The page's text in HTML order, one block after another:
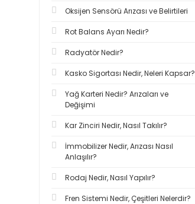
Oksijen Sensörü Arızası ve Belirtileri
Rot Balans Ayarı Nedir?
Radyatör Nedir?
Kasko Sigortası Nedir, Neleri Kapsar?
Yağ Karteri Nedir? Arızaları ve
Değişimi
Kar Zinciri Nedir, Nasıl Takılır?
İmmobilizer Nedir, Arızası Nasıl
Anlaşılır?
Rodaj Nedir, Nasıl Yapılır?
Fren Sistemi Nedir, Çeşitleri Nelerdir?